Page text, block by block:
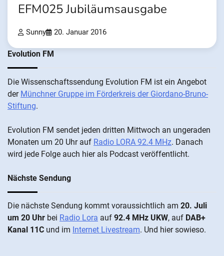
EFM025 Jubiläumsausgabe
Sunny 20. Januar 2016
Evolution FM
Die Wis­sen­schafts­send­ung Evolution FM ist ein An­ge­bot
der Münch­ner Grup­pe im För­der­kreis der Gi­ordano-Bruno-
Stiftung.
Evolution FM sen­det je­den drit­ten Mitt­woch an un­ge­ra­den
Mo­nat­en um 20 Uhr auf Radio LORA 92.4 MHz. Da­nach
wird je­de Fol­ge auch hier als Pod­cast ver­öffentlicht.
Nächste Sendung
Die näch­ste Sen­dung kommt vor­aus­sicht­lich am 20. Juli
um 20 Uhr bei Radio Lora auf 92.4 MHz UKW, auf DAB+
Kanal 11C und im Internet Livestream. Und hier sowieso.